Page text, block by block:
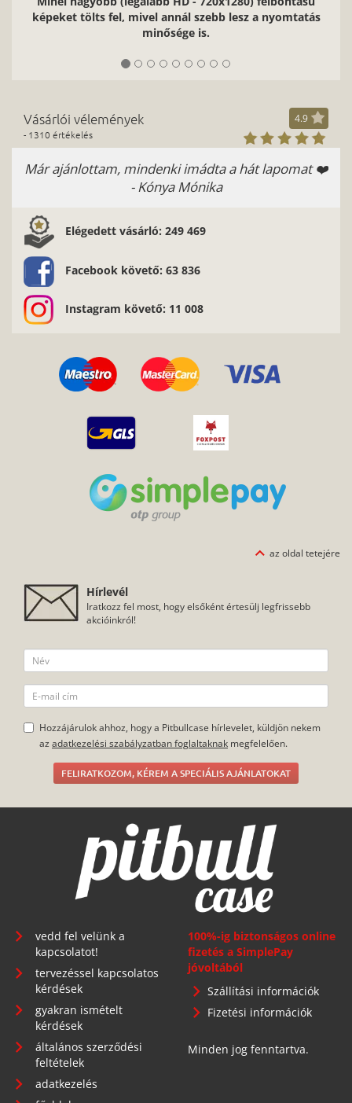
Vásárlói vélemények
- 1310 értékelés
4.9
❤️ Anett Vavika - Nagyon jó
Elégedett vásárló: 249 469
Facebook követő: 63 836
Instagram követő: 11 008
az oldal tetejére
Hírlevél
Iratkozz fel most, hogy elsőként értesülj legfrissebb
akcióinkról!
Hozzájárulok ahhoz, hogy a Pitbullcase hírlevelet, küldjön nekem
az adatkezelési szabályzatban foglaltaknak megfelelően.
FELIRATKOZOM, KÉREM A SPECIÁLIS AJÁNLATOKAT
vedd fel velünk a
kapcsolatot!
tervezéssel kapcsolatos
kérdések
gyakran ismételt
kérdések
általános szerződési
feltételek
adatkezelés
100%-ig biztonságos online
fizetés a SimplePay
jóvoltából
Szállítási információk
Fizetési információk
Minden jog fenntartva.